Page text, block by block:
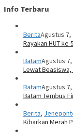
Info Terbaru
BeritaAgustus 7,
Rayakan HUT
BatamAgustus 7,
Lewat
BatamAgustus 7,
Batam Tembus
Berita,
Kibarkan Merah